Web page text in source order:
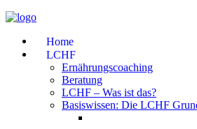
Home
LCHF
Ernährungscoaching
Beratung
LCHF – Was ist das?
Basiswissen: Die LCHF